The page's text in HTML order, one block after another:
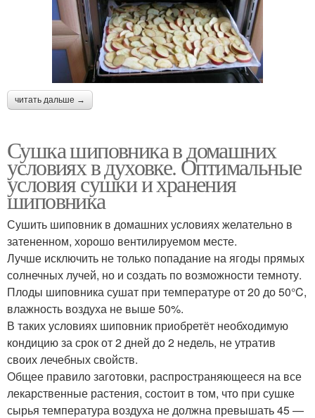
читать дальше →
Сушка шиповника в домашних
условиях в духовке. Оптимальные
условия сушки и хранения
шиповника
Сушить шиповник в домашних условиях желательно в
затененном, хорошо вентилируемом месте.
Лучше исключить не только попадание на ягоды прямых
солнечных лучей, но и создать по возможности темноту.
Плоды шиповника сушат при температуре от 20 до 50°C,
влажность воздуха не выше 50%.
В таких условиях шиповник приобретёт необходимую
кондицию за срок от 2 дней до 2 недель, не утратив
своих лечебных свойств.
Общее правило заготовки, распространяющееся на все
лекарственные растения, состоит в том, что при сушке
сырья температура воздуха не должна превышать 45 —